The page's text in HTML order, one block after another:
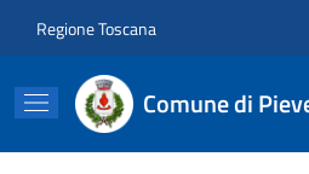
Regione Toscana
Comune di